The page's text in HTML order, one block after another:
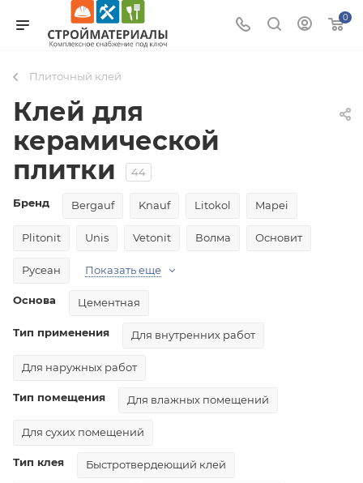
0
Плиточный клей
Клей для
керамической
плитки
44
Бренд Bergauf Knauf Litokol Mapei
Plitonit Unis Vetonit Волма Основит
Русеан Показать еще
Основа Цементная
Тип применения Для внутренних работ
Для наружных работ
Тип помещения Для влажных помещений
Для сухих помещений
Тип клея Быстротвердеющий клей